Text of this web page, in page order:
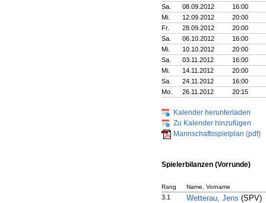
Sa.
08.09.2012
16:00
Mi.
12.09.2012
20:00
Fr.
28.09.2012
20:00
Sa.
06.10.2012
16:00
Mi.
10.10.2012
20:00
Sa.
03.11.2012
16:00
Mi.
14.11.2012
20:00
Sa.
24.11.2012
16:00
Mo.
26.11.2012 20:15
Kalender herunterladen
Zu Kalender hinzufügen
Mannschaftsspielplan (pdf)
Spielerbilanzen (Vorrunde)
Rang Name, Vorname
3.1 Wetterau, Jens (SPV)